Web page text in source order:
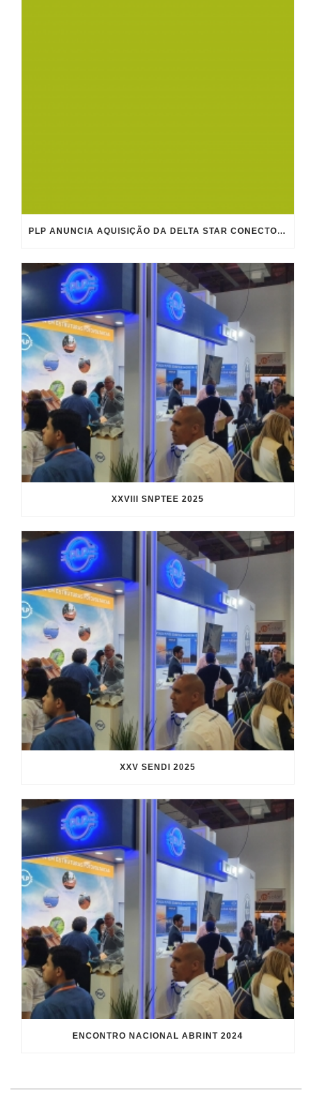
PLP ANUNCIA AQUISIÇÃO DA DELTA STAR CONECTORES ELÉTRICOS E REFORÇA ESTRATÉGIA DE CRESCIMENTO GLOBAL
XXVIII SNPTEE 2025
XXV SENDI 2025
ENCONTRO NACIONAL ABRINT 2024